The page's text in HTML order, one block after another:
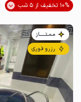
10% تخفیف از 5 شب
مـمـتــــــاز
رزرو فوری